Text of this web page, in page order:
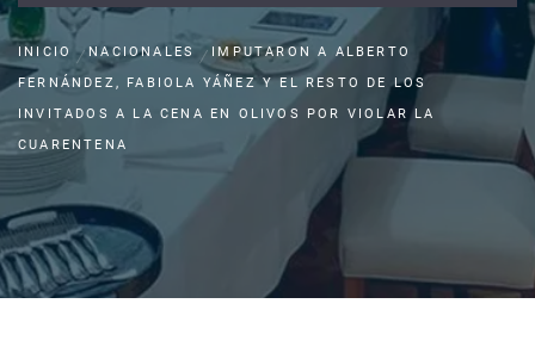
INICIO NACIONALES
IMPUTARON A ALBERTO
FERNÁNDEZ, FABIOLA YÁÑEZ Y EL RESTO DE LOS
INVITADOS A LA CENA EN OLIVOS POR VIOLAR LA
CUARENTENA